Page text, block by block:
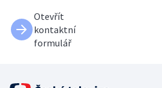
Otevřít
kontaktní
formulář